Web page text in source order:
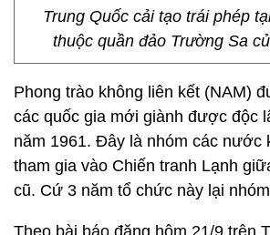
Trung Quốc cải tạo trái phép
thuộc quần đảo Trường Sa
Phong trào không liên kết (NAM)
các quốc gia mới giành được độc
năm 1961. Đây là nhóm các nước
tham gia vào Chiến tranh Lạnh
cũ. Cứ 3 năm tổ chức này lại
Theo bài báo đăng hôm 21/9 trên